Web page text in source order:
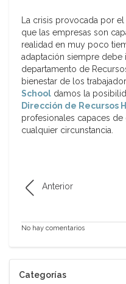
La crisis provocada por
que las empresas son
realidad en muy poco
adaptación siempre debe
departamento de
bienestar de los
School damos la
Dirección de Recursos
profesionales capaces
cualquier circunstancia.
Anterior
No hay comentarios
Categorías